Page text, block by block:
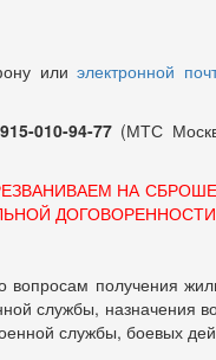
илиэлектронной
010-94-77 (МТС
НА
получения
службы, назначения
службы, боевых